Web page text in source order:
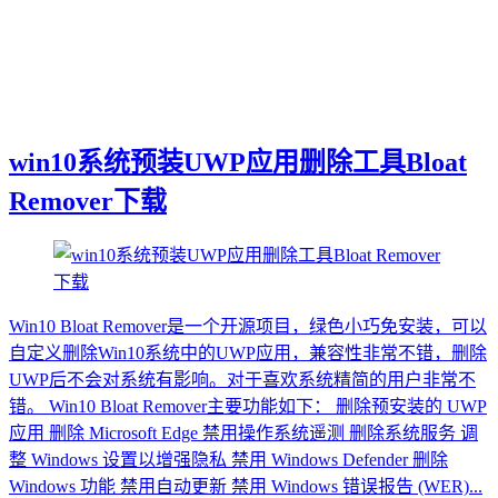
win10系统预装UWP应用删除工具Bloat
Remover下载
Win10 Bloat Remover是一个开源项目，绿色小巧免安装，可以
自定义删除Win10系统中的UWP应用，兼容性非常不错，删除
UWP后不会对系统有影响。对于喜欢系统精简的用户非常不
错。 Win10 Bloat Remover主要功能如下： 删除预安装的 UWP
应用 删除 Microsoft Edge 禁用操作系统遥测 删除系统服务 调
整 Windows 设置以增强隐私 禁用 Windows Defender 删除
Windows 功能 禁用自动更新 禁用 Windows 错误报告 (WER)...